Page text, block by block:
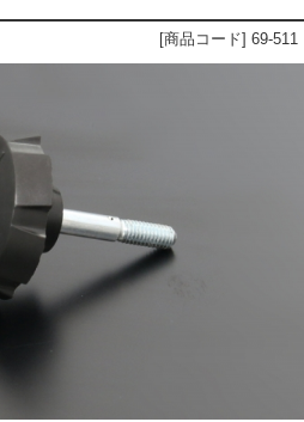
[商品コード] 69-511